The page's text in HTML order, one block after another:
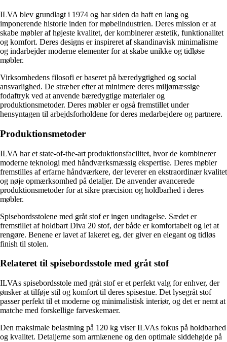
ILVA blev grundlagt i 1974 og har siden da haft en lang og
imponerende historie inden for møbelindustrien. Deres mission er at
skabe møbler af højeste kvalitet, der kombinerer æstetik, funktionalitet
og komfort. Deres designs er inspireret af skandinavisk minimalisme
og indarbejder moderne elementer for at skabe unikke og tidløse
møbler.
Virksomhedens filosofi er baseret på bæredygtighed og social
ansvarlighed. De stræber efter at minimere deres miljømæssige
fodaftryk ved at anvende bæredygtige materialer og
produktionsmetoder. Deres møbler er også fremstillet under
hensyntagen til arbejdsforholdene for deres medarbejdere og partnere.
Produktionsmetoder
ILVA har et state-of-the-art produktionsfacilitet, hvor de kombinerer
moderne teknologi med håndværksmæssig ekspertise. Deres møbler
fremstilles af erfarne håndværkere, der leverer en ekstraordinær kvalitet
og nøje opmærksomhed på detaljer. De anvender avancerede
produktionsmetoder for at sikre præcision og holdbarhed i deres
møbler.
Spisebordsstolene med gråt stof er ingen undtagelse. Sædet er
fremstillet af holdbart Diva 20 stof, der både er komfortabelt og let at
rengøre. Benene er lavet af lakeret eg, der giver en elegant og tidløs
finish til stolen.
Relateret til spisebordsstole med gråt stof
ILVAs spisebordsstole med gråt stof er et perfekt valg for enhver, der
ønsker at tilføje stil og komfort til deres spisestue. Det lysegråt stof
passer perfekt til et moderne og minimalistisk interiør, og det er nemt at
matche med forskellige farveskemaer.
Den maksimale belastning på 120 kg viser ILVAs fokus på holdbarhed
og kvalitet. Detaljerne som armlænene og den optimale siddehøjde på